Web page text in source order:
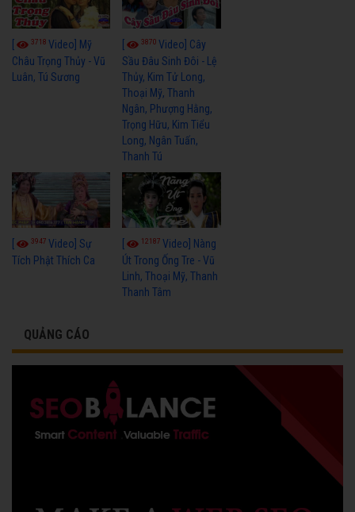
3718 Video] Mỹ
Châu Trọng Thủy - Vũ
Luân, Tú Sương
3870Video] Cây
Sầu Đâu Sinh Đôi - Lệ
Thủy, Kim Tử Long,
Thoại Mỹ, Thanh
Ngân, Phượng Hằng,
Trọng Hữu, Kim Tiểu
Long, Ngân Tuấn,
Thanh Tú
[ 3947 Video] Sự
Tích Phật Thích Ca
[ 12187Video] Nàng
Út Trong Ống Tre - Vũ
Linh, Thoại Mỹ, Thanh
Thanh Tâm
QUẢNG CÁO